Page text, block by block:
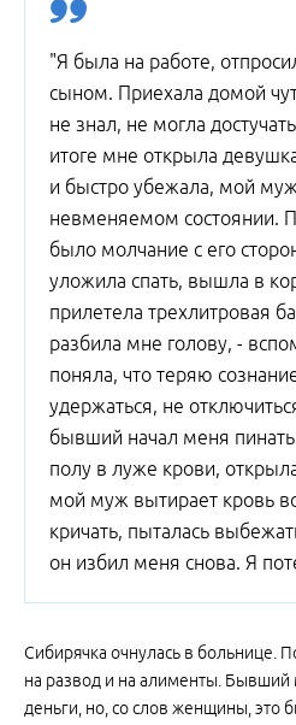
"Я была на работе,
сыном. Приехала домой
не знал, не могла
итоге мне открыла
и быстро убежала, мой
невменяемом состоянии.
было молчание с его
уложила спать, вышла в
прилетела трехлитровая
разбила мне голову, -
поняла, что теряю
удержаться, не
бывший начал меня
полу в луже крови,
мой муж вытирает кровь
кричать, пыталась
он избил меня снова. Я
Сибирячка очнулась в больнице.
на развод и на алименты. Бывший
деньги, но, со слов женщины, это